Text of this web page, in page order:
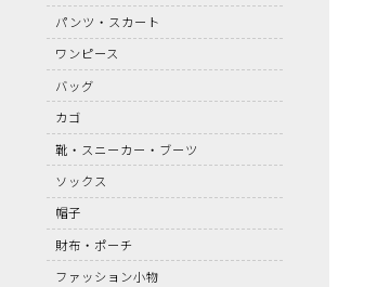
パンツ・スカート
ワンピース
バッグ
カゴ
靴・スニーカー・ブーツ
ソックス
帽子
財布・ポーチ
ファッション小物